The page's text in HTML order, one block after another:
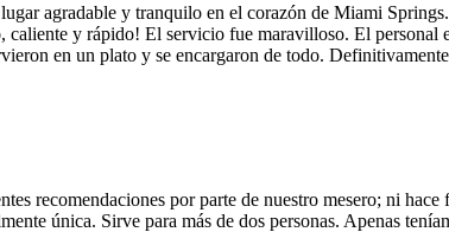
agradable y tranquilo en el corazón de Miami
y rápido! El servicio fue maravilloso. El personal
en un plato y se encargaron de todo.
recomendaciones por parte de nuestro mesero; ni
única. Sirve para más de dos personas. Apenas